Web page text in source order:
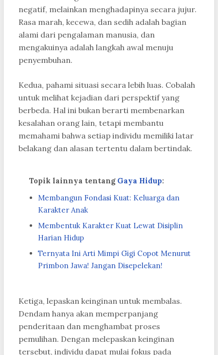
negatif, melainkan menghadapinya secara jujur.
Rasa marah, kecewa, dan sedih adalah bagian
alami dari pengalaman manusia, dan
mengakuinya adalah langkah awal menuju
penyembuhan.
Kedua, pahami situasi secara lebih luas. Cobalah
untuk melihat kejadian dari perspektif yang
berbeda. Hal ini bukan berarti membenarkan
kesalahan orang lain, tetapi membantu
memahami bahwa setiap individu memiliki latar
belakang dan alasan tertentu dalam bertindak.
Topik lainnya tentang Gaya Hidup:
Membangun Fondasi Kuat: Keluarga dan
Karakter Anak
Membentuk Karakter Kuat Lewat Disiplin
Harian Hidup
Ternyata Ini Arti Mimpi Gigi Copot Menurut
Primbon Jawa! Jangan Disepelekan!
Ketiga, lepaskan keinginan untuk membalas.
Dendam hanya akan memperpanjang
penderitaan dan menghambat proses
pemulihan. Dengan melepaskan keinginan
tersebut, individu dapat mulai fokus pada